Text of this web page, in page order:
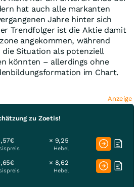
hat auch alle markanten
Jahre hinter sich
Trendfolger ist die Aktie damit
angekommen, während
die Situation als potenziell
könnten – allerdings ohne
im Chart.
Anzeige
zu Zoetis!
× 9,25
Hebel
× 8,62
Hebel